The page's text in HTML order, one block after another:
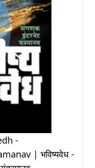
-
| भविष्यवेध -